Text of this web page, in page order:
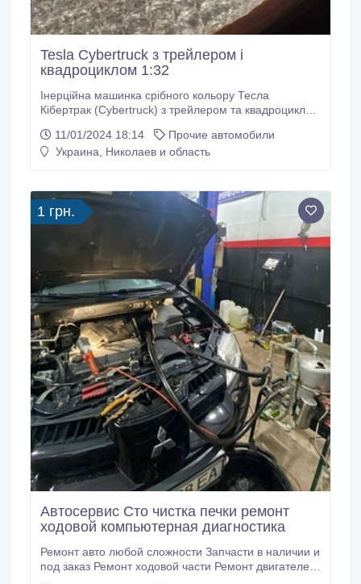
Tesla Cybertruck з трейлером і
квадроциклом 1:32
Інерційна машинка срібного кольору Тесла
Кібертрак (Cybertruck) з трейлером та квадроциклом
відкриваються, в тому числі капот, багажник,
опускається пандус. Зроблена з металу та пластику.
11/01/2024 18:14
Прочие автомобили
Украина, Николаев и область
1 грн.
Автосервис Сто чистка печки ремонт
ходовой компьютерная диагностика
Ремонт авто любой сложности Запчасти в наличии и
под заказ Ремонт ходовой части Ремонт двигателей